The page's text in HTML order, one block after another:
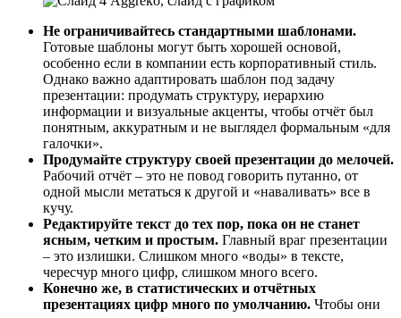
Не ограничивайтесь стандартными шаблонами.
Готовые шаблоны могут быть хорошей основой,
особенно если в компании есть корпоративный стиль.
Однако важно адаптировать шаблон под задачу
презентации: продумать структуру, иерархию
информации и визуальные акценты, чтобы отчёт был
понятным, аккуратным и не выглядел формальным «для
галочки».
Продумайте структуру своей презентации до мелочей.
Рабочий отчёт – это не повод говорить путанно, от
одной мысли метаться к другой и «наваливать» все в
кучу.
Редактируйте текст до тех пор, пока он не станет
ясным, четким и простым. Главный враг презентации
– это излишки. Слишком много «воды» в тексте,
чересчур много цифр, слишком много всего.
Конечно же, в статистических и отчётных
презентациях цифр много по умолчанию. Чтобы они